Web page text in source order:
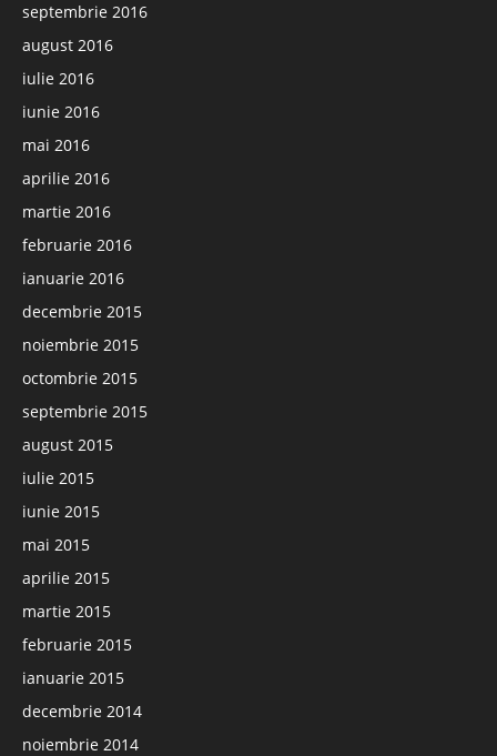
septembrie 2016
august 2016
iulie 2016
iunie 2016
mai 2016
aprilie 2016
martie 2016
februarie 2016
ianuarie 2016
decembrie 2015
noiembrie 2015
octombrie 2015
septembrie 2015
august 2015
iulie 2015
iunie 2015
mai 2015
aprilie 2015
martie 2015
februarie 2015
ianuarie 2015
decembrie 2014
noiembrie 2014